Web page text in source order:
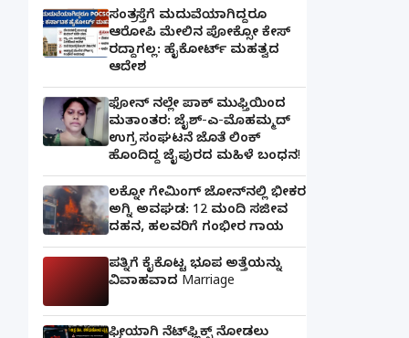
ಸಂತ್ರಸ್ತೆಗೆ ಮದುವೆಯಾಗಿದ್ದರೂ
ಆರೋಪಿ ಮೇಲಿನ ಪೋಕ್ಸೋ ಕೇಸ್
ರದ್ದಾಗಲ್ಲ: ಹೈಕೋರ್ಟ್ ಮಹತ್ವದ
ಆದೇಶ
ಫೋನ್ ನಲ್ಲೇ ಪಾಕ್ ಮುಫ್ತಿಯಿಂದ
ಮತಾಂತರ: ಜೈಶ್-ಎ-ಮೊಹಮ್ಮದ್
ಉಗ್ರ ಸಂಘಟನೆ ಜೊತೆ ಲಿಂಕ್
ಹೊಂದಿದ್ದ ಜೈಪುರದ ಮಹಿಳೆ ಬಂಧನ!
ಲಕ್ನೋ ಗೇಮಿಂಗ್ ಜೋನ್‌ನಲ್ಲಿ ಭೀಕರ
ಅಗ್ನಿ ಅವಘಡ: 12 ಮಂದಿ ಸಜೀವ
ದಹನ, ಹಲವರಿಗೆ ಗಂಭೀರ ಗಾಯ
ಪತ್ನಿಗೆ ಕೈಕೊಟ್ಟ ಭೂಪ ಅತ್ತೆಯನ್ನು
ವಿವಾಹವಾದ Marriage
ಫ್ರೀಯಾಗಿ ನೆಟ್‌ಫ್ಲಿಕ್ಸ್ ನೋಡಲು